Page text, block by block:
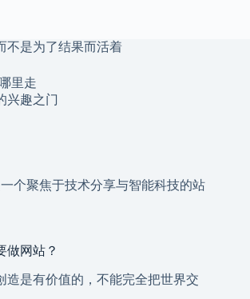
不是为了结果而活着
里走
兴趣之门
一个聚焦于技术分享与智能科技的站
做网站？
造是有价值的，不能完全把世界交